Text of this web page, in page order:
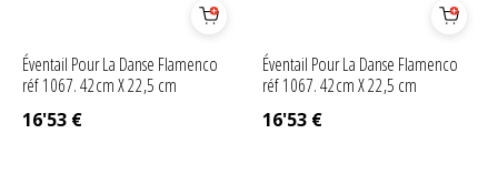
Éventail Pour La Danse Flamenco
réf 1067. 42cm X 22,5 cm
16'53 €
Éventail Pour La Danse Flamenco
réf 1067. 42cm X 22,5 cm
16'53 €